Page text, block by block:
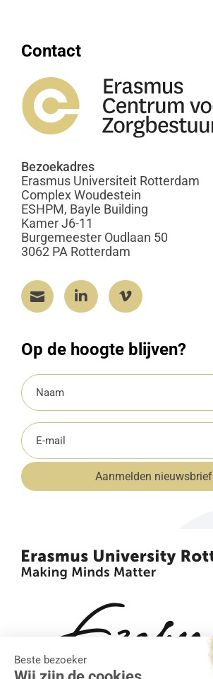
Contact
Bezoekadres
Erasmus Universiteit Rotterdam
Complex Woudestein
ESHPM, Bayle Building
Kamer J6-11
Burgemeester Oudlaan 50
3062 PA Rotterdam
  
Op de hoogte blijven?
Naam
(Vereist)
E-
mailadres
(Vereist) Aanmelden nieuwsbrief